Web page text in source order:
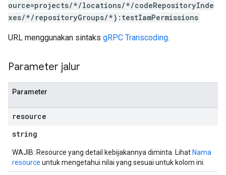
ource=projects/*/locations/*/codeRepositoryInde
xes/*/repositoryGroups/*}:testIamPermissions
URL menggunakan sintaks gRPC Transcoding.
Parameter jalur
Parameter
resource
string
WAJIB: Resource yang detail kebijakannya diminta. Lihat Nama
resource untuk mengetahui nilai yang sesuai untuk kolom ini.